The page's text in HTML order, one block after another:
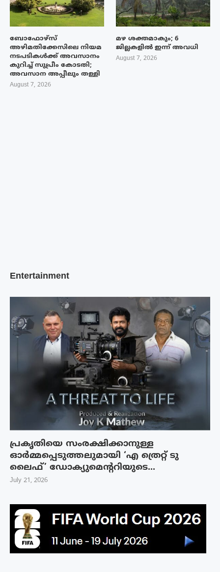
ബോഫോഴ്‌സ്
അഴിമതിക്കേസിലെ നിയമ
നടപടികൾക്ക് അവസാനം
കുറിച്ച് സുപ്രീം കോടതി;
അവസാന അപ്പീലും തള്ളി
August 7, 2026
മഴ ശക്തമാകും; 6
ജില്ലകളിൽ ഇന്ന് അവധി
August 7, 2026
Entertainment
പ്രകൃതിയെ സംരക്ഷിക്കാനുള്ള
ഓർമ്മപ്പെടുത്തലുമായി ‘എ ത്രെറ്റ് ടു
ലൈഫ്’ ഡോക്യുമെന്ററിയുടെ...
July 21, 2026